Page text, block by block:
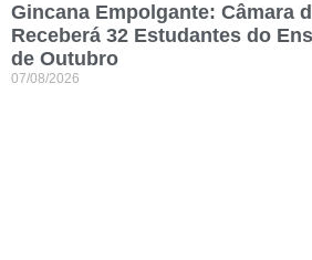
Gincana Empolgante: Câmara
Receberá 32 Estudantes do
de Outubro
07/08/2026